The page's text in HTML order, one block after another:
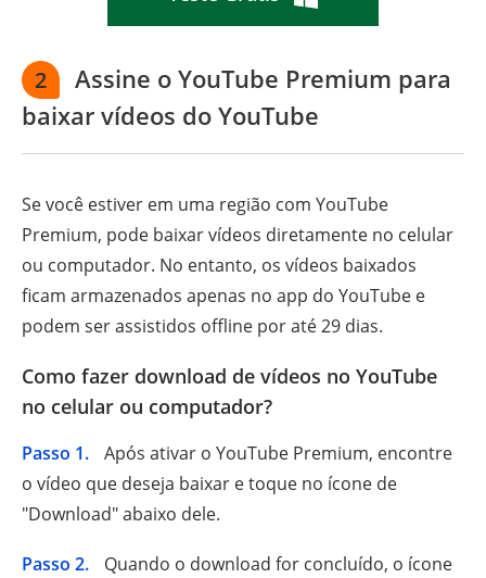
2
Assine o YouTube Premium para
baixar vídeos do YouTube
Se você estiver em uma região com YouTube
Premium, pode baixar vídeos diretamente no celular
ou computador. No entanto, os vídeos baixados
ficam armazenados apenas no app do YouTube e
podem ser assistidos offline por até 29 dias.
Como fazer download de vídeos no YouTube
no celular ou computador?
Passo 1.
Após ativar o YouTube Premium, encontre
o vídeo que deseja baixar e toque no ícone de
"Download" abaixo dele.
Passo 2.
Quando o download for concluído, o ícone